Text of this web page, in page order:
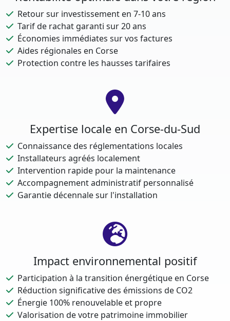
Retour sur investissement en 7-10 ans
Tarif de rachat garanti sur 20 ans
Économies immédiates sur vos factures
Aides régionales en Corse
Protection contre les hausses tarifaires
Expertise locale en Corse-du-Sud
Connaissance des réglementations locales
Installateurs agréés localement
Intervention rapide pour la maintenance
Accompagnement administratif personnalisé
Garantie décennale sur l'installation
Impact environnemental positif
Participation à la transition énergétique en Corse
Réduction significative des émissions de CO2
Énergie 100% renouvelable et propre
Valorisation de votre patrimoine immobilier